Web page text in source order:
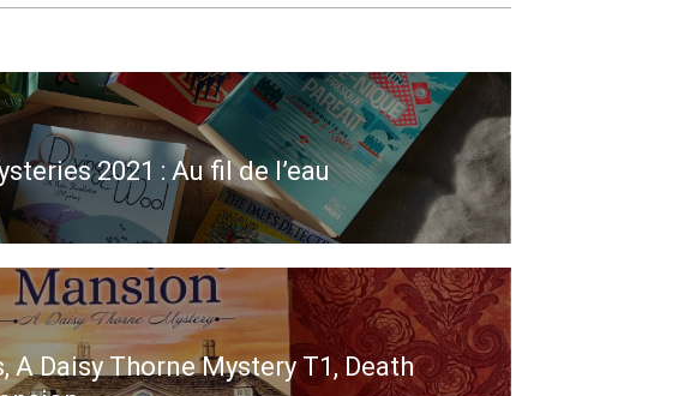
2021 : Au fil de l’eau
A Daisy Thorne Mystery T1, Death